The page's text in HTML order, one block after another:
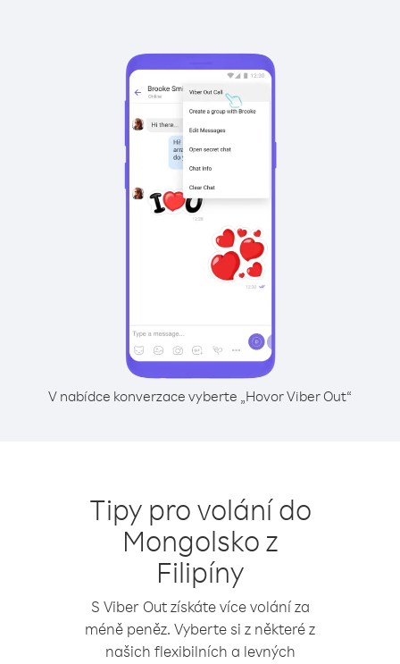
V nabídce konverzace vyberte „Hovor Viber Out“
Tipy pro volání do
Mongolsko z
Filipíny
S Viber Out získáte více volání za
méně peněz. Vyberte si z některé z
našich flexibilních a levných